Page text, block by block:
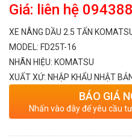
Giá: liên hệ
XE NÂNG DẦU 2.5 TẤN
MODEL: FD25T-16
NHÃN HIỆU: KOMATSU
XUẤT XỨ: NHẬP KHẨU NHẬT
BÁO GIÁ
Nhấn vào đây để yêu cầu